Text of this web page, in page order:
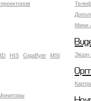
Мини
Экшн
HIS GigaByte
MSI